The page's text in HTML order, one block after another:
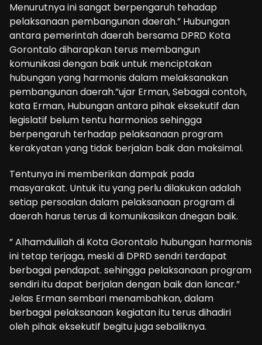
Menurutnya ini sangat berpengaruh tehadap
pelaksanaan pembangunan daerah.” Hubungan
antara pemerintah daerah bersama DPRD Kota
Gorontalo diharapkan terus membangun
komunikasi dengan baik untuk menciptakan
hubungan yang harmonis dalam melaksanakan
pembangunan daerah.”ujar Erman, Sebagai contoh,
kata Erman, Hubungan antara pihak eksekutif dan
legislatif belum tentu harmonios sehingga
berpengaruh terhadap pelaksanaan program
kerakyatan yang tidak berjalan baik dan maksimal.
Tentunya ini memberikan dampak pada
masyarakat. Untuk itu yang perlu dilakukan adalah
setiap persoalan dalam pelaksanaan program di
daerah harus terus di komunikasikan dnegan baik.
” Alhamdulilah di Kota Gorontalo hubungan harmonis
ini tetap terjaga, meski di DPRD sendri terdapat
berbagai pendapat. sehingga pelaksanaan program
sendiri itu dapat berjalan dengan baik dan lancar.”
Jelas Erman sembari menambahkan, dalam
berbagai pelaksanaan kegiatan itu terus dihadiri
oleh pihak eksekutif begitu juga sebaliknya.